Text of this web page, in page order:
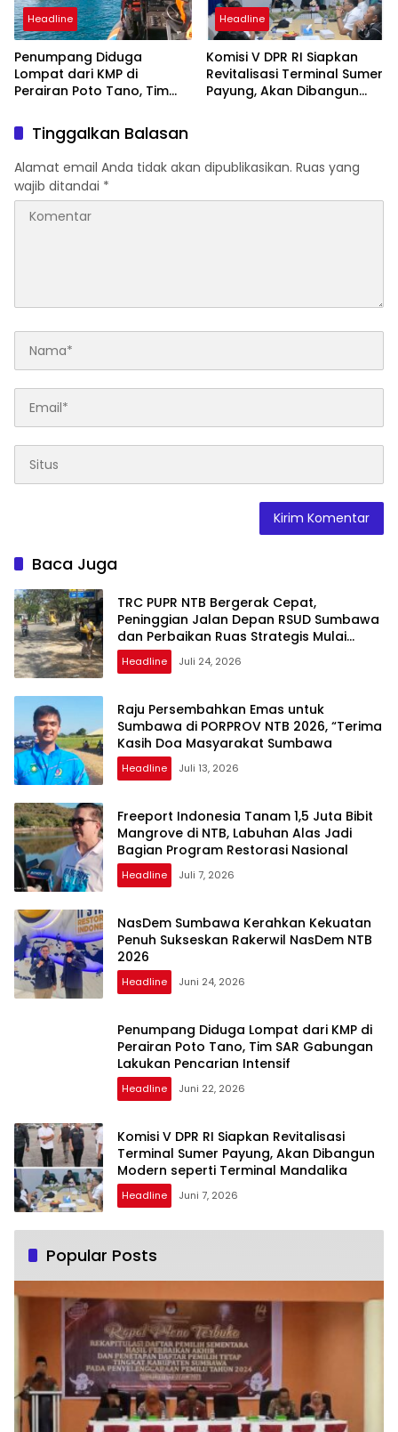
Headline
Penumpang Diduga
Lompat dari KMP di
Perairan Poto Tano, Tim
Pencarian Intensif
Headline
Komisi V DPR RI Siapkan
Revitalisasi Terminal Sumer
Payung, Akan Dibangun
Tinggalkan Balasan
Alamat email Anda tidak akan dipublikasikan. Ruas yang
wajib ditandai *
Baca Juga
TRC PUPR NTB Bergerak Cepat,
Peninggian Jalan Depan RSUD Sumbawa
dan Perbaikan Ruas Strategis Mulai
Dikerjakan
Headline Juli 24, 2026
Raju Persembahkan Emas untuk
Sumbawa di PORPROV NTB 2026, “Terima
Kasih Doa Masyarakat Sumbawa
Headline Juli 13, 2026
Freeport Indonesia Tanam 1,5 Juta Bibit
Mangrove di NTB, Labuhan Alas Jadi
Bagian Program Restorasi Nasional
Headline Juli 7, 2026
NasDem Sumbawa Kerahkan Kekuatan
Penuh Sukseskan Rakerwil NasDem NTB
2026
Headline Juni 24, 2026
Penumpang Diduga Lompat dari KMP di
Perairan Poto Tano, Tim SAR Gabungan
Lakukan Pencarian Intensif
Headline Juni 22, 2026
Komisi V DPR RI Siapkan Revitalisasi
Terminal Sumer Payung, Akan Dibangun
Modern seperti Terminal Mandalika
Headline Juni 7, 2026
Popular Posts